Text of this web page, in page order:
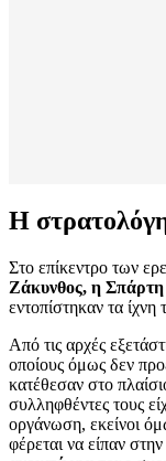
Η
Στο επίκεντρο των
Ζάκυνθος, η
εντοπίστηκαν τα
Από τις αρχές
οποίους όμως δεν
κατέθεσαν στο
συλληφθέντες τους
οργάνωση, εκείνοι
φέρεται να είπαν